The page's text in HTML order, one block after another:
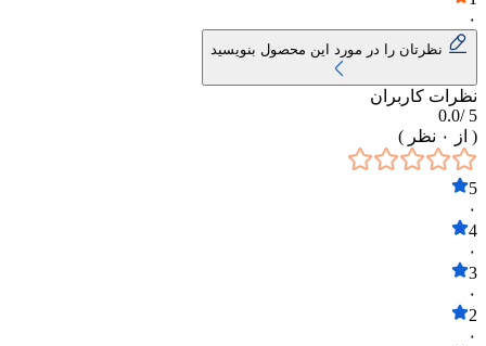
۰
نظرتان را در مورد این محصول بنویسید
نظرات کاربران
5 /
0.0
( از
۰ نظر )
5
۰
4
۰
3
۰
2
۰